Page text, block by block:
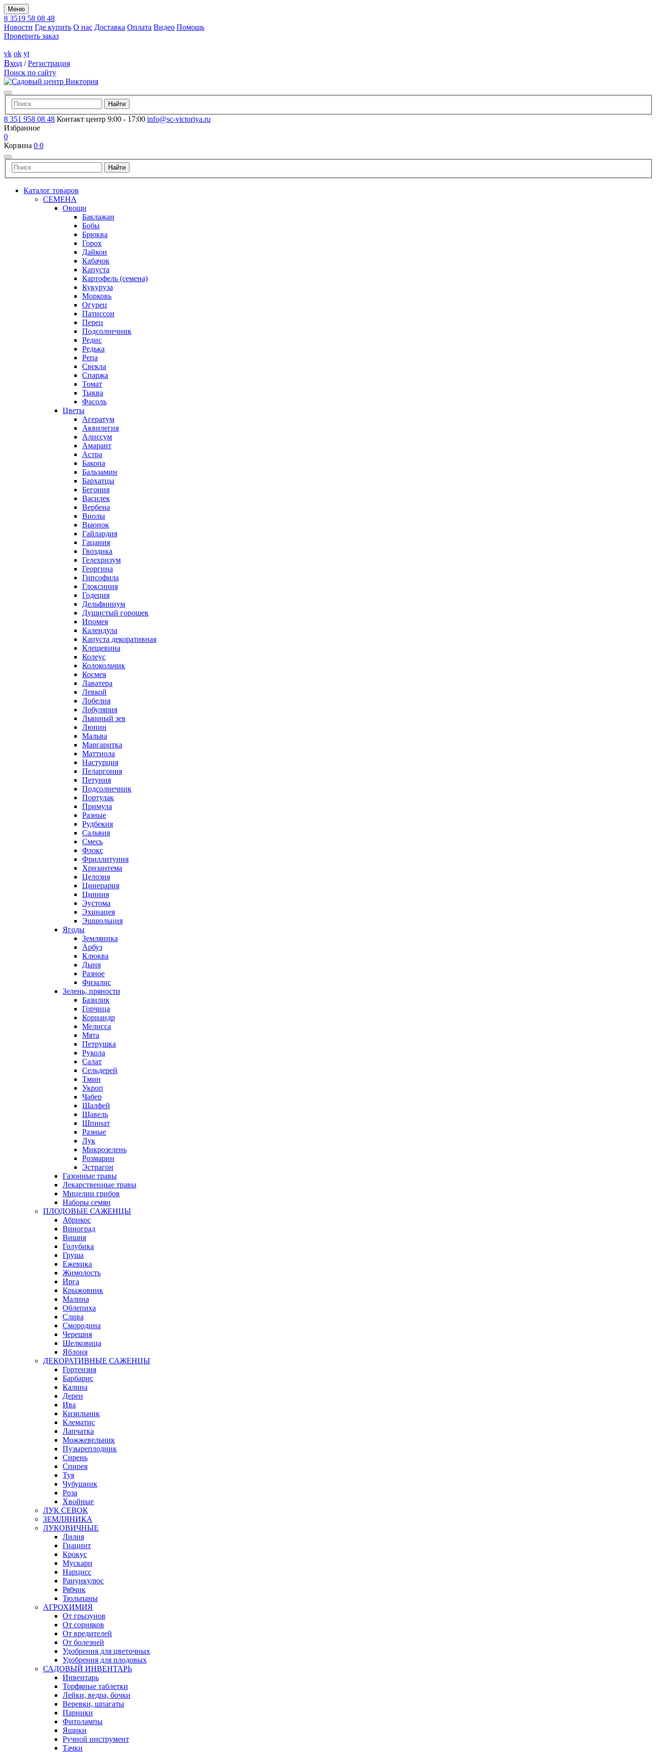
Меню
8 3519 58 08 48
Новости Где купить О нас Доставка Оплата Видео Помощь
Проверить заказ
vk ok yt
Вход /Регистрация
Поиск по сайту
8 351 958 08 48 Контакт центр 9:00 - 17:00 info@sc-victoriya.ru
Избранное
0
Корзина 0 0
Каталог товаров
СЕМЕНА
Овощи
Баклажан
Бобы
Брюква
Горох
Дайкон
Кабачок
Капуста
Картофель (семена)
Кукуруза
Морковь
Огурец
Патиссон
Перец
Подсолнечник
Редис
Редька
Репа
Свекла
Спаржа
Томат
Тыква
Фасоль
Цветы
Агератум
Аквилегия
Алиссум
Амарант
Астра
Бакопа
Бальзамин
Бархатцы
Бегония
Василек
Вербена
Виолы
Вьюнок
Гайлардия
Гацания
Гвоздика
Гелехризум
Георгина
Гипсофила
Глоксиния
Годеция
Дельфиниум
Душистый горошек
Ипомея
Календула
Капуста декоративная
Клещевина
Колеус
Колокольчик
Космея
Лаватера
Левкой
Лобелия
Лобулярия
Львиный зев
Люпин
Мальва
Маргаритка
Маттиола
Настурция
Пеларгония
Петуния
Подсолнечник
Портулак
Примула
Разные
Рудбекия
Сальвия
Смесь
Флокс
Фриллитуния
Хризантема
Целозия
Цинерария
Цинния
Эустома
Эхинацея
Эшшольция
Ягоды
Земляника
Арбуз
Клюква
Дыня
Разное
Физалис
Зелень, пряности
Базилик
Горчица
Кориандр
Мелисса
Мята
Петрушка
Рукола
Салат
Сельдерей
Тмин
Укроп
Чабер
Шалфей
Щавель
Шпинат
Разные
Лук
Микрозелень
Розмарин
Эстрагон
Газонные травы
Лекарственные травы
Мицелии грибов
Наборы семян
ПЛОДОВЫЕ САЖЕНЦЫ
Абрикос
Виноград
Вишня
Голубика
Груша
Ежевика
Жимолость
Ирга
Крыжовник
Малина
Облепиха
Слива
Смородина
Черешня
Шелковица
Яблоня
ДЕКОРАТИВНЫЕ САЖЕНЦЫ
Гортензия
Барбарис
Калина
Дерен
Ива
Кизильник
Клематис
Лапчатка
Можжевельник
Пузыреплодник
Сирень
Спирея
Туя
Чубушник
Роза
Хвойные
ЛУК СЕВОК
ЗЕМЛЯНИКА
ЛУКОВИЧНЫЕ
Лилия
Гиацинт
Крокус
Мускари
Нарцисс
Ранункулюс
Рябчик
Тюльпаны
АГРОХИМИЯ
От грызунов
От сорняков
От вредителей
От болезней
Удобрения для цветочных
Удобрения для плодовых
САДОВЫЙ ИНВЕНТАРЬ
Инвентарь
Торфяные таблетки
Лейки, ведра, бочки
Веревки, шпагаты
Парники
Фитолампы
Ящики
Ручной инструмент
Тачки